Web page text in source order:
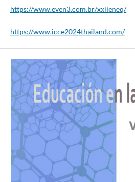
https://www.even3.com.br/xxiieneq/
https://www.icce2024thailand.com/